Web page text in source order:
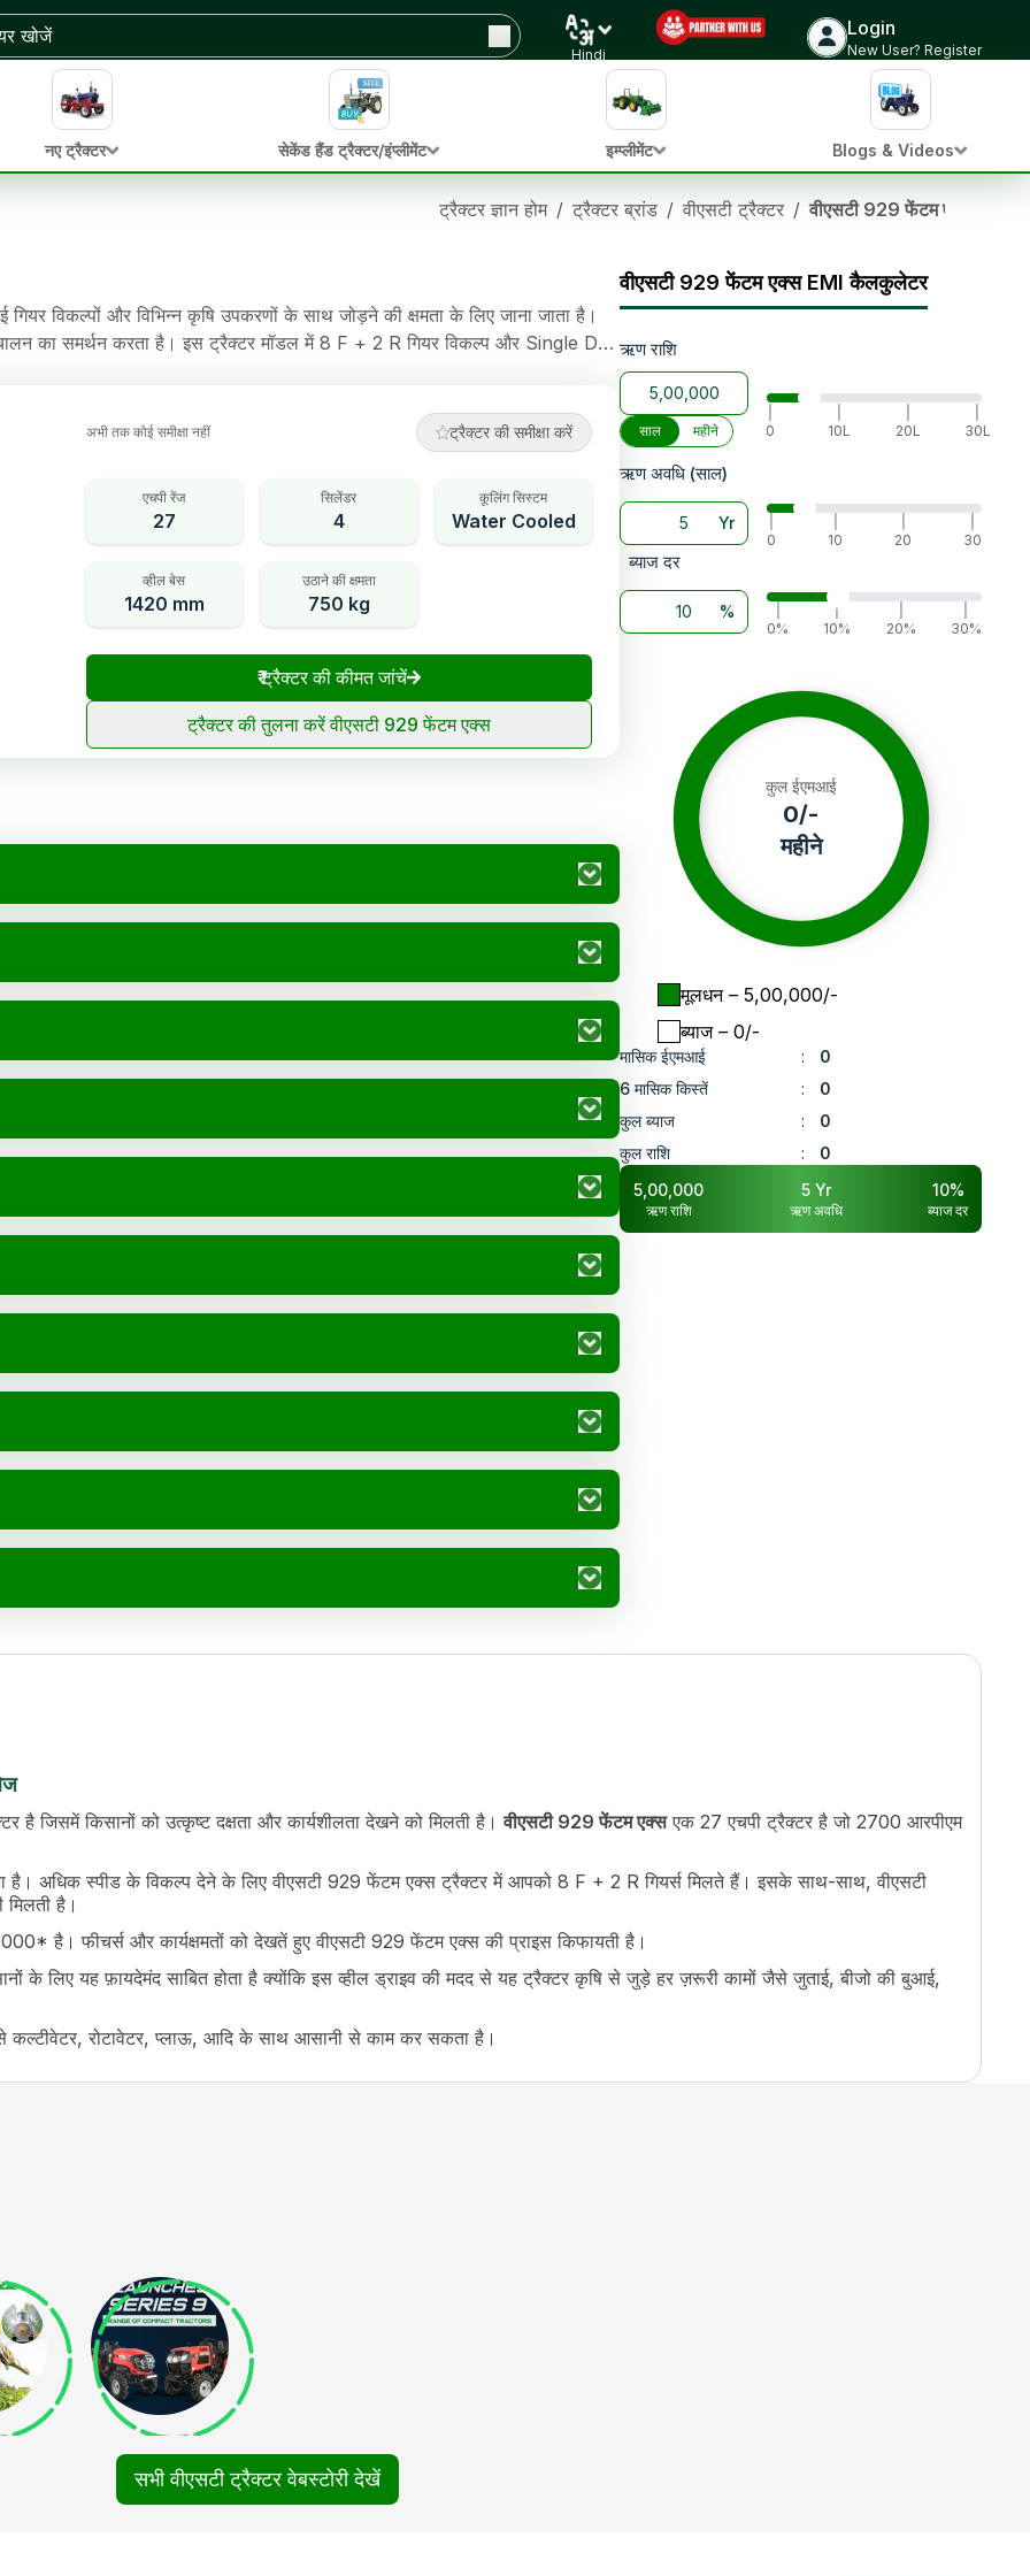
Hindi
Login
New User? Register
नए ट्रैक्टर सेकेंड हैंड ट्रैक्टर/इंप्लीमेंट इम्प्लीमेंट Blogs & Videos
ट्रैक्टर ज्ञान होम / ट्रैक्टर ब्रांड / वीएसटी ट्रैक्टर / वीएसटी 929 फेंटम एक्स
विकल्पों और विभिन्न कृषि उपकरणों के साथ जोड़ने की क्षमता के लिए जाना जाता है।
का समर्थन करता है। इस ट्रैक्टर मॉडल में 8 F + 2 R गियर विकल्प और Single Dry
में Oil Immersed Brakes ब्रेक, Power Steering स्टीयरिंग, 750 kg
अभी तक कोई समीक्षा नहीं ट्रैक्टर की समीक्षा करें
एचपी रेंज
27
सिलेंडर
4
कूलिंग सिस्टम
Water Cooled
व्हील बेस
1420 mm
उठाने की क्षमता
750 kg
₹ट्रैक्टर की कीमत जांचें
ट्रैक्टर की तुलना करें वीएसटी 929 फेंटम एक्स
Engine
and 8x18/8.3x20/8.3x24 (Rear)
वीएसटी 929 फेंटम एक्स EMI कैलकुलेटर
ऋण राशि
0
10L
20L
30L
साल महीने
ऋण अवधि (साल)
Yr
0
10
20
30
ब्याज दर
%
0%
|
10%
20%
30%
कुल ईएमआई
0/-
महीने
मूलधन– ₹ 5,00,000/-
ब्याज– ₹ 0/-
मासिक ईएमआई :
0
6 मासिक किस्तें
:
0
कुल ब्याज
:
0
कुल राशि
:
0
5,00,000
ऋण राशि
5Yr
ऋण अवधि
10%
ब्याज दर
है जिसमें किसानों को उत्कृष्ट दक्षता और कार्यशीलता देखने को मिलती है।वीएसटी 929 फेंटम एक्सएक 27 एचपी ट्रैक्टर है जो 2700 आरपीएम
अधिक स्पीड के विकल्प देने के लिए वीएसटी 929 फेंटम एक्स ट्रैक्टर में आपको 8 F + 2 R गियर्स मिलते हैं। इसके साथ-साथ, वीएसटी
है।
है। फीचर्स और कार्यक्षमतों को देखतें हुए वीएसटी 929 फेंटम एक्स की प्राइस किफायती है।
के लिए यह फ़ायदेमंद साबित होता है क्योंकि इस व्हील ड्राइव की मदद से यह ट्रैक्टर कृषि से जुड़े हर ज़रूरी कामों जैसे जुताई, बीजो की बुआई,
रोटावेटर, प्लाऊ, आदि के साथ आसानी से काम कर सकता है।
सभी वीएसटी ट्रैक्टर वेबस्टोरी देखें
ट्रैक्टर की कीमत जांचें